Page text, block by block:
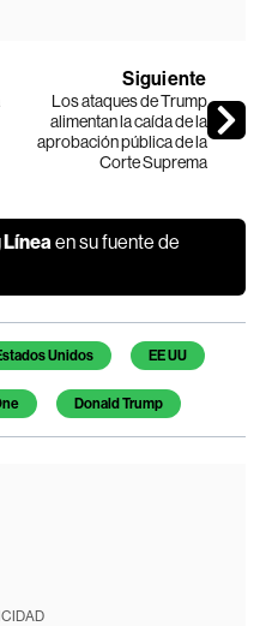
Siguiente
Los ataques de Trump
alimentan la caída de la
aprobación pública de la
Corte Suprema
en su fuente de
Unidos EE UU
Donald Trump